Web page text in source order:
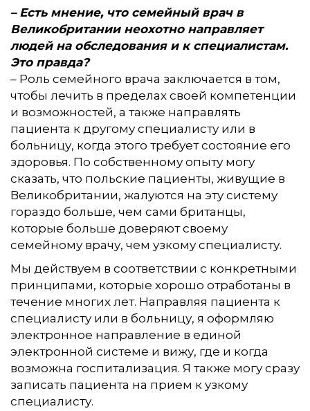
– Есть мнение, что семейный врач в
Великобритании неохотно направляет
людей на обследования и к специалистам.
Это правда?
– Роль семейного врача заключается в том,
чтобы лечить в пределах своей компетенции
и возможностей, а также направлять
пациента к другому специалисту или в
больницу, когда этого требует состояние его
здоровья. По собственному опыту могу
сказать, что польские пациенты, живущие в
Великобритании, жалуются на эту систему
гораздо больше, чем сами британцы,
которые больше доверяют своему
семейному врачу, чем узкому специалисту.
Мы действуем в соответствии с конкретными
принципами, которые хорошо отработаны в
течение многих лет. Направляя пациента к
специалисту или в больницу, я оформляю
электронное направление в единой
электронной системе и вижу, где и когда
возможна госпитализация. Я также могу сразу
записать пациента на прием к узкому
специалисту.